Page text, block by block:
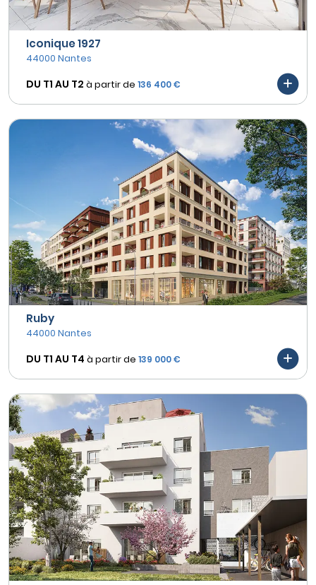
Iconique 1927
44000 Nantes
DU T1 AU T2 à partir de 136 400 €
Ruby
44000 Nantes
DU T1 AU T4 à partir de 139 000 €